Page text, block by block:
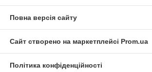
Повна версія сайту
Сайт створено на маркетплейсі Prom.ua
Політика конфіденційності